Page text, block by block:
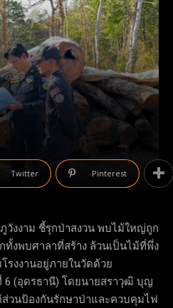
Twitter Pinterest
วังงาม ชี้รุกป่าสงวน พบไม้ใหญ่ถูก
งพบศาลาที่สร้าง ล้วนเป็นไม้ที่พึ่ง
รงงานอยู่ภายในวัดด้วย
6 (อุดรธานี) โดยนายสราวุฒิ บุญ
วนป้องกันรักษาป่าและควบคุมไฟ